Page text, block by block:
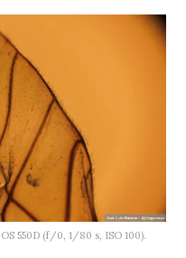
550D (f/0, 1/80 s, ISO 100).